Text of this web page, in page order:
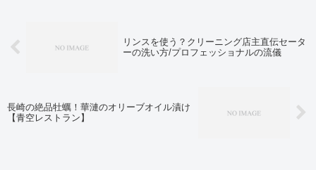
リンスを使う？クリーニング店主直伝セータ
ーの洗い方/プロフェッショナルの流儀
長崎の絶品牡蠣！華漣のオリーブオイル漬け
【青空レストラン】